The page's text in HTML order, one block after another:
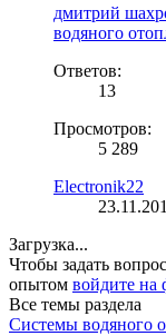
дмитрий
водяного
Ответов:
13
Просмотров:
5 289
Electronik22
Загрузка...
Чтобы задать
опытом войдите на
Все темы раздела
Системы водяного